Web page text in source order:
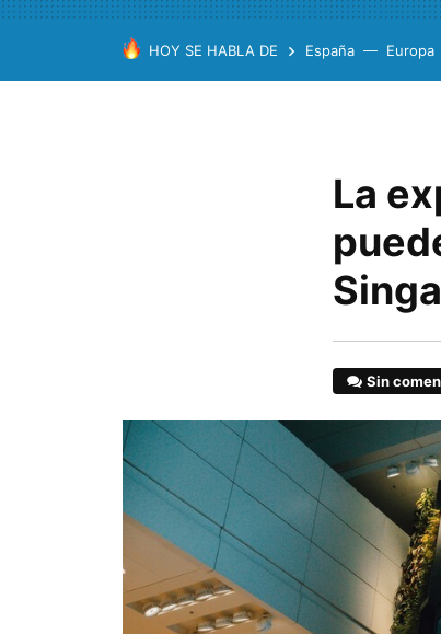
HOY SE HABLA DE España Europa
La
Sin